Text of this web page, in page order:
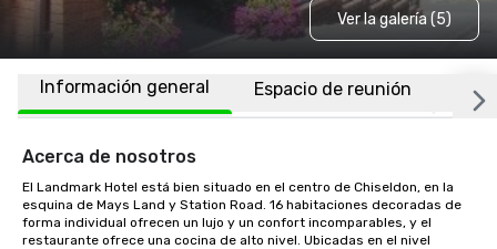
Ver la galería (5)
Información general Espacio de reunión
Acerca de nosotros
El Landmark Hotel está bien situado en el centro de Chiseldon, en la
esquina de Mays Land y Station Road. 16 habitaciones decoradas de
forma individual ofrecen un lujo y un confort incomparables, y el
restaurante ofrece una cocina de alto nivel. Ubicadas en el nivel